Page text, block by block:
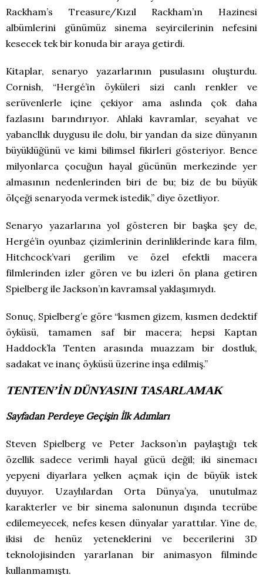
Rackham’s Treasure/Kızıl Rackham’ın Hazinesi
albümlerini günümüz sinema seyircilerinin nefesini
kesecek tek bir konuda bir araya getirdi.
Kitaplar, senaryo yazarlarının pusulasını oluşturdu.
Cornish, “Hergé’in öyküleri sizi canlı renkler ve
serüvenlerle içine çekiyor ama aslında çok daha
fazlasını barındırıyor. Ahlaki kavramlar, seyahat ve
yabancllık duygusu ile dolu, bir yandan da size dünyanın
büyüklüğünü ve kimi bilimsel fikirleri gösteriyor. Bence
milyonlarca çocuğun hayal gücünün merkezinde yer
almasının nedenlerinden biri de bu; biz de bu büyük
ölçeği senaryoda vermek istedik,” diye özetliyor.
Senaryo yazarlarına yol gösteren bir başka şey de,
Hergé’in oyunbaz çizimlerinin derinliklerinde kara film,
Hitchcock’vari gerilim ve özel efektli macera
filmlerinden izler gören ve bu izleri ön plana getiren
Spielberg ile Jackson’ın kavramsal yaklaşımıydı.
Sonuç, Spielberg’e göre “kısmen gizem, kısmen dedektif
öyküsü, tamamen saf bir macera; hepsi Kaptan
Haddock’la Tenten arasında muazzam bir dostluk,
sadakat ve inanç öyküsü üzerine inşa edilmiş.”
TENTEN’İN DÜNYASINI TASARLAMAK
Sayfadan Perdeye Geçişin İlk Adımları
Steven Spielberg ve Peter Jackson’ın paylaştığı tek
özellik sadece verimli hayal gücü değil; iki sinemacı
yepyeni diyarlara yelken açmak için de büyük istek
duyuyor. Uzaylılardan Orta Dünya’ya, unutulmaz
karakterler ve bir sinema salonunun dışında tecrübe
edilemeyecek, nefes kesen dünyalar yarattılar. Yine de,
ikisi de henüz yeteneklerini ve becerilerini 3D
teknolojisinden yararlanan bir animasyon filminde
kullanmamıştı.